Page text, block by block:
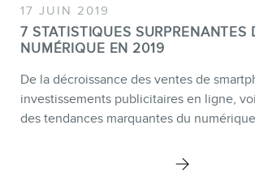
17 JUIN 2019
7 STATISTIQUES SURPRENANTES
NUMÉRIQUE EN 2019
De la décroissance des ventes de
investissements publicitaires en ligne,
des tendances marquantes du